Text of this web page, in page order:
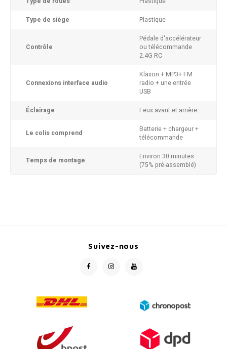
Type de siège Plastique
Contrôle
Pédale d'accélérateur
ou télécommande
2.4G RC
Connexions interface audio
Klaxon + MP3+ FM
radio + une entrée
USB
Éclairage Feux avant et arrière
Le colis comprend
Batterie + chargeur +
télécommande
Temps de montage
Environ 30 minutes
(75% pré-assemblé)
Suivez-nous